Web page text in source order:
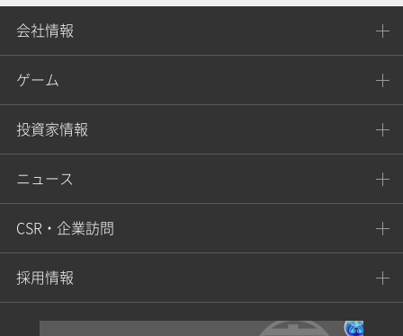
会社情報
ゲーム
投資家情報
ニュース
CSR・企業訪問
採用情報